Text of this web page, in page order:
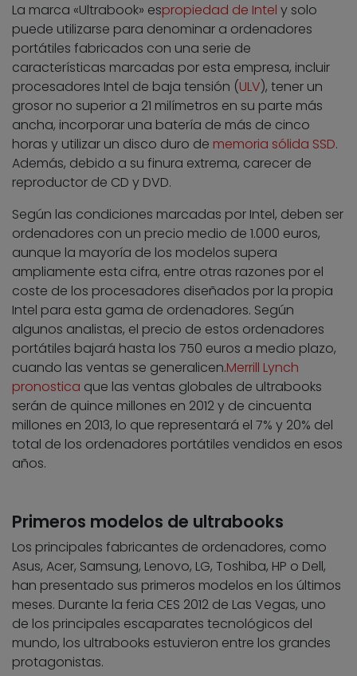
La marca «Ultrabook» espropiedad de Intel y solo
puede utilizarse para denominar a ordenadores
portátiles fabricados con una serie de
características marcadas por esta empresa, incluir
procesadores Intel de baja tensión (ULV), tener un
grosor no superior a 21 milímetros en su parte más
ancha, incorporar una batería de más de cinco
horas y utilizar un disco duro de memoria sólida SSD.
Además, debido a su finura extrema, carecer de
reproductor de CD y DVD.
Según las condiciones marcadas por Intel, deben ser
ordenadores con un precio medio de 1.000 euros,
aunque la mayoría de los modelos supera
ampliamente esta cifra, entre otras razones por el
coste de los procesadores diseñados por la propia
Intel para esta gama de ordenadores. Según
algunos analistas, el precio de estos ordenadores
portátiles bajará hasta los 750 euros a medio plazo,
cuando las ventas se generalicen.Merrill Lynch
pronostica que las ventas globales de ultrabooks
serán de quince millones en 2012 y de cincuenta
millones en 2013, lo que representará el 7% y 20% del
total de los ordenadores portátiles vendidos en esos
años.
Primeros modelos de ultrabooks
Los principales fabricantes de ordenadores, como
Asus, Acer, Samsung, Lenovo, LG, Toshiba, HP o Dell,
han presentado sus primeros modelos en los últimos
meses. Durante la feria CES 2012 de Las Vegas, uno
de los principales escaparates tecnológicos del
mundo, los ultrabooks estuvieron entre los grandes
protagonistas.